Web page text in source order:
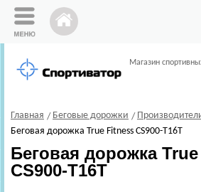
Магазин
Главная Беговые дорожки
Беговая дорожка True Fitness CS900-T16T
Беговая дорожка
CS900-T16T